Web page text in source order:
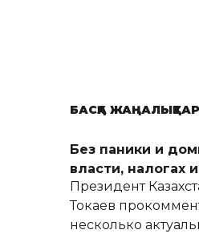
БАСҚА ЖАҢАЛЫҚТАР
Без паники и
власти, налогах
Президент
Токаев
несколько